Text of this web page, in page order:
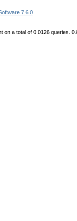
7.6.0
on a total of 0.0126 queries.